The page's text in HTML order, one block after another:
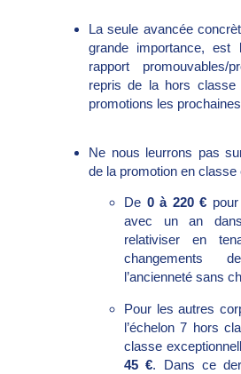
La seule avancée
grande importance,
rapport promouvables/
repris de la hors classe
promotions les
Ne nous leurrons pas
de la promotion en classe
De 0 à 220 €
avec un an
relativiser en
changements
l’ancienneté sans
Pour les autres
l’échelon 7 hors
classe
45 €. Dans ce